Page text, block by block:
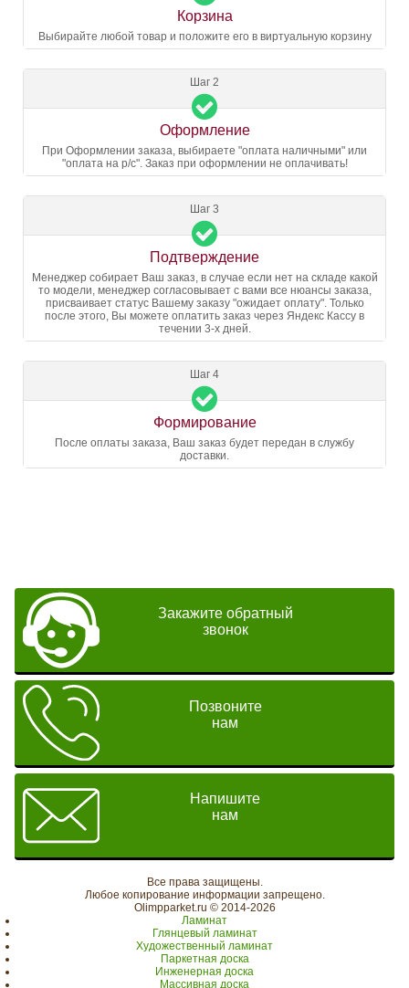
Корзина
Выбирайте любой товар и положите его в виртуальную корзину
Шаг 2
Оформление
При Оформлении заказа, выбираете "оплата наличными" или
"оплата на р/с". Заказ при оформлении не оплачивать!
Шаг 3
Подтверждение
Менеджер собирает Ваш заказ, в случае если нет на складе какой
то модели, менеджер согласовывает с вами все нюансы заказа,
присваивает статус Вашему заказу "ожидает оплату". Только
после этого, Вы можете оплатить заказ через Яндекс Кассу в
течении 3-х дней.
Шаг 4
Формирование
После оплаты заказа, Ваш заказ будет передан в службу
доставки.
Закажите обратный
звонок
Позвоните
нам
Напишите
нам
Все права защищены.
Любое копирование информации запрещено.
Olimpparket.ru © 2014-2026
Ламинат
Глянцевый ламинат
Художественный ламинат
Паркетная доска
Инженерная доска
Массивная доска